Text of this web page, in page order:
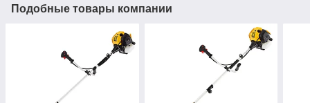
Подобные товары компании